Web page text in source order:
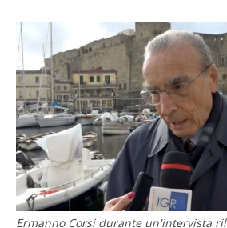
Ermanno Corsi durante un'intervista